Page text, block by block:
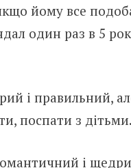
йому все
один раз в 5
і правильний,
поспати з дітьми.
і